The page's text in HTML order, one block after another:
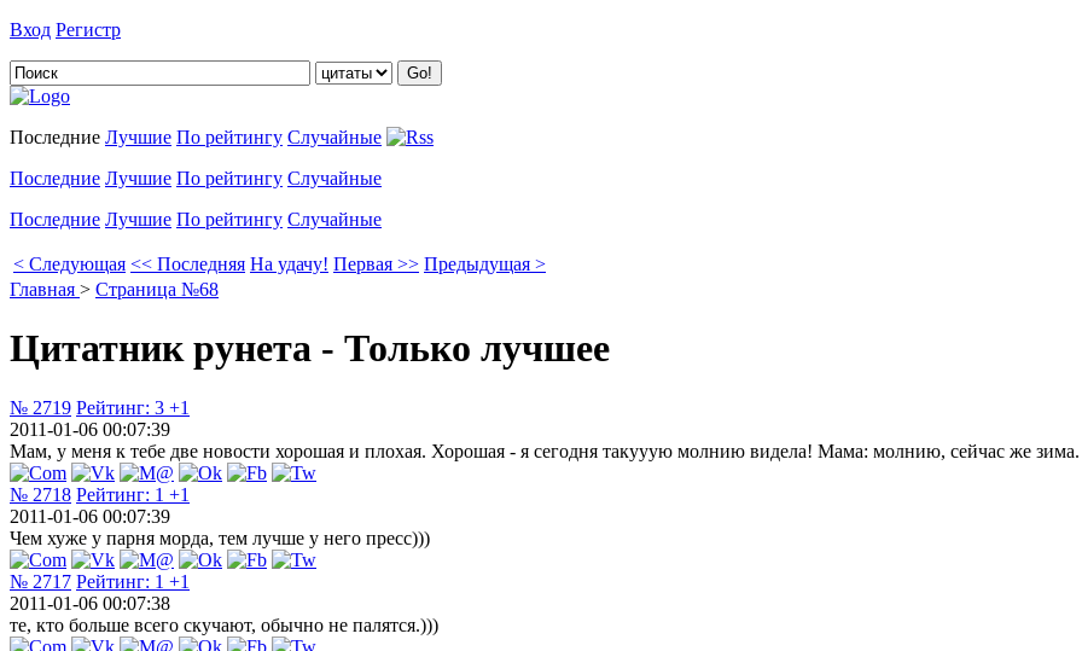
Вход Регистр
Последние Лучшие По рейтингу Случайные
Последние Лучшие По рейтингу Случайные
Последние Лучшие По рейтингу Случайные
< Следующая << Последняя На удачу! Первая >> Предыдущая >
Главная > Страница №68
Цитатник рунета - Только лучшее
№ 2719 Рейтинг: 3 +1
2011-01-06 00:07:39
Мам, у меня к тебе две новости хорошая и плохая. Хорошая - я сегодня такууую молнию видела! Мама: молнию, сейчас же
№ 2718 Рейтинг: 1 +1
2011-01-06 00:07:39
Чем хуже у парня морда, тем лучше у него пресс)))
№ 2717 Рейтинг: 1 +1
2011-01-06 00:07:38
те, кто больше всего скучают, обычно не палятся.)))